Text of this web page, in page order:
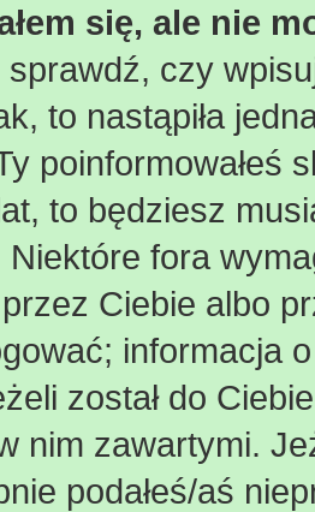
się, ale nie
czy
to nastąpiła
to będziesz
fora
Ciebie albo
informacja
został do
nim zawartymi.
podałeś/aś